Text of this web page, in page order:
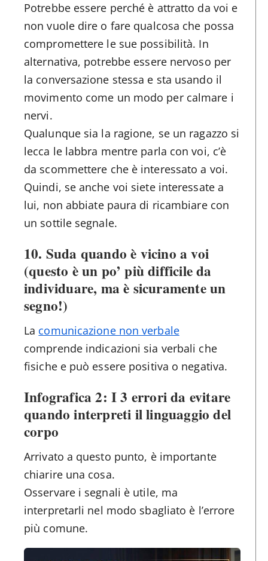
Potrebbe essere perché è attratto da voi e
non vuole dire o fare qualcosa che possa
compromettere le sue possibilità. In
alternativa, potrebbe essere nervoso per
la conversazione stessa e sta usando il
movimento come un modo per calmare i
nervi.
Qualunque sia la ragione, se un ragazzo si
lecca le labbra mentre parla con voi, c’è
da scommettere che è interessato a voi.
Quindi, se anche voi siete interessate a
lui, non abbiate paura di ricambiare con
un sottile segnale.
10. Suda quando è vicino a voi
(questo è un po’ più difficile da
individuare, ma è sicuramente un
segno!)
La comunicazione non verbale
comprende indicazioni sia verbali che
fisiche e può essere positiva o negativa.
Infografica 2: I 3 errori da evitare
quando interpreti il linguaggio del
corpo
Arrivato a questo punto, è importante
chiarire una cosa.
Osservare i segnali è utile, ma
interpretarli nel modo sbagliato è l’errore
più comune.